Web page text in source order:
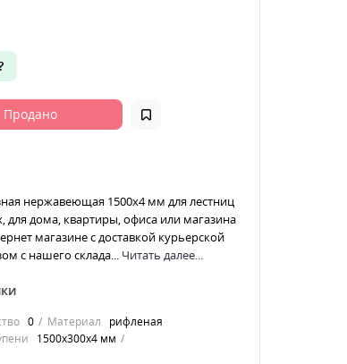
Продано
нержавеющая 1500x4 мм для лестниц
для дома, квартиры, офиса или магазина
магазине с доставкой курьерской
с нашего склада... Читать далее...
0 Материал
рифленая
1500x300x4 мм